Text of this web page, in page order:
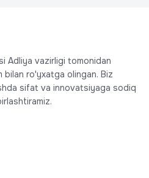
Adliya vazirligi tomonidan
bilan ro'yxatga olingan. Biz
sifat va innovatsiyaga sodiq